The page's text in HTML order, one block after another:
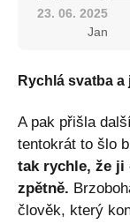
23. 06. 2025
Jan
Rychlá svatba
A pak přišla
tentokrát to šlo
tak rychle, že ji
zpětně.
člověk, který